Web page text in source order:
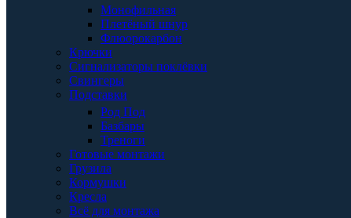
Монофильная
Плетёный шнур
Флюорокарбон
Крючки
Сигнализаторы поклёвки
Свингеры
Подставки
Род Под
Базбары
Треноги
Готовые монтажи
Грузила
Кормушки
Кресла
Всё для монтажа